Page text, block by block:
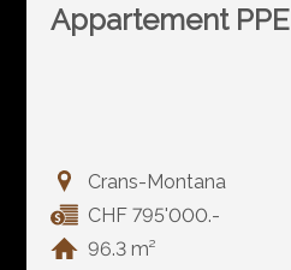
Appartement PPE
Crans-Montana
CHF 795'000.-
96.3 m²